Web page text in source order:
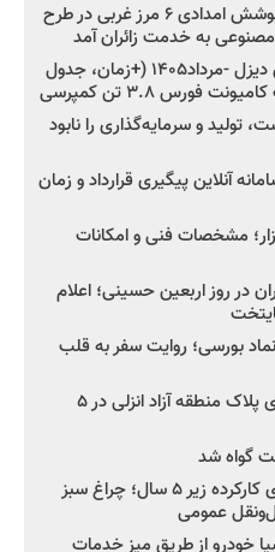
مدیرعامل امدادخودروسایپا: پوشش امدادی ۶ مرز غربی در طرح
شروع فروش ۸ محصول بهمن دیزل -مرداد۱۴۰۵ (+زمان، جدول
۳.۸ تن کمپرسی
و سرمایه‌گذاری را نابود
آنلاین پیگیری قرارداد و زمان
مشخصات فنی و امکانات
تهران در روز اربعین حسینی؛ اعلام
نماد بورسی؛ روایت سفر به قلب
استاندار گیلان: تردد خودروهای پلاک منطقه آزاد انزلی در ۵
گواه شد
صدور مجوز واردات اتوبوس‌های کارکرده زیر ۵ سال؛ چراغ سبز
عمومی
خودرو از طریق میز خدمات